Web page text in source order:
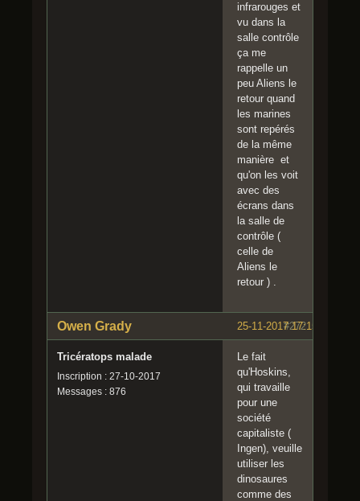
infrarouges et
vu dans la
salle contrôle
ça me
rappelle un
peu Aliens le
retour quand
les marines
sont repérés
de la même
manière et
qu'on les voit
avec des
écrans dans
la salle de
contrôle (
celle de
Aliens le
retour ) .
#272
25-11-2017 17:15:53
Owen Grady
Tricératops malade
Inscription : 27-10-2017
Messages : 876
Le fait
qu'Hoskins,
qui travaille
pour une
société
capitaliste (
Ingen), veuille
utiliser les
dinosaures
comme des